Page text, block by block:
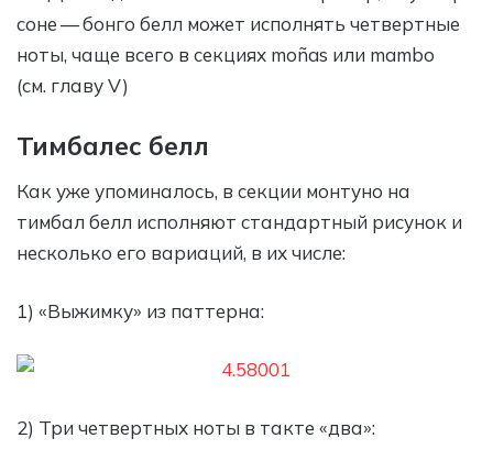
соне — бонго белл может исполнять четвертные
ноты, чаще всего в секциях moñas или mambo
(см. главу V)
Тимбалес белл
Как уже упоминалось, в секции монтуно на
тимбал белл исполняют стандартный рисунок и
несколько его вариаций, в их числе:
1) «Выжимку» из паттерна:
2) Три четвертных ноты в такте «два»: